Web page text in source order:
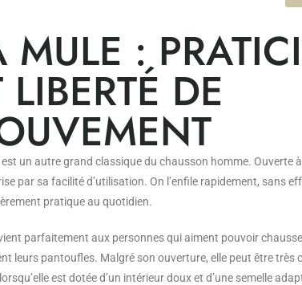
MULE :
LIBERTÉ DE
un autre grand classique du chausson homme. Ouverte à
par sa facilité d’utilisation. On l’enfile rapidement, sans
pratique au quotidien.
parfaitement aux personnes qui aiment pouvoir
leurs pantoufles. Malgré son ouverture, elle peut être très
est dotée d’un intérieur doux et d’une semelle